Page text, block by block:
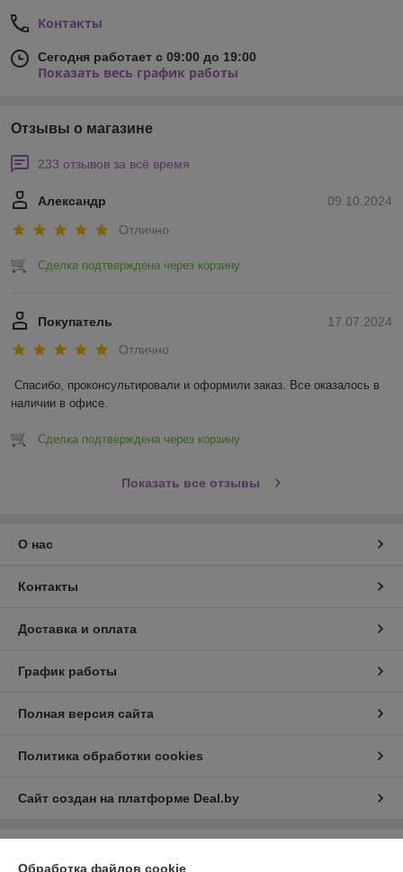
Контакты
Сегодня работает с 09:00 до 19:00
Показать весь график работы
Отзывы о магазине
233 отзывов за всё время
09.10.2024
Александр
Отлично
Сделка подтверждена через корзину
17.07.2024
Покупатель
Отлично
Спасибо, проконсультировали и оформили заказ. Все оказалось в
наличии в офисе.
Сделка подтверждена через корзину
Показать все отзывы
О нас
Контакты
Доставка и оплата
График работы
Полная версия сайта
Политика обработки cookies
Сайт создан на платформе Deal.by
Обработка файлов cookie